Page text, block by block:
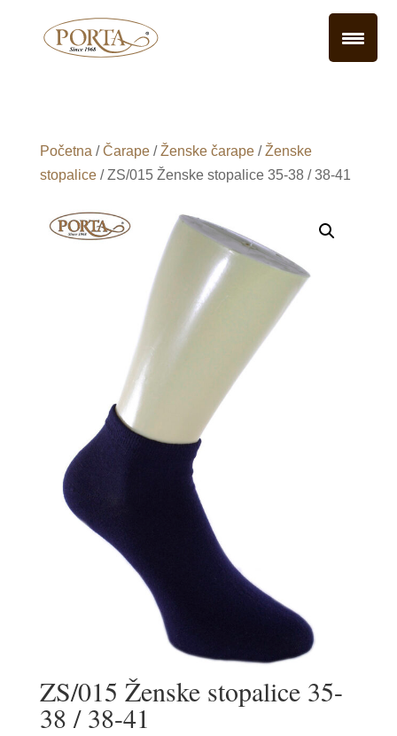
Početna /Čarape/Ženske čarape/Ženske
stopalice/ ZS/015 Ženske stopalice 35-38 / 38-41
ZS/015 Ženske stopalice 35-
38 / 38-41